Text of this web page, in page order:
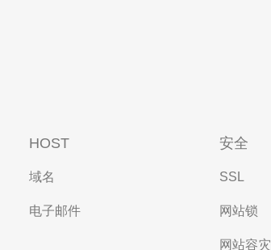
HOST
域名
电子邮件
安全
SSL
网站锁
网站容灾